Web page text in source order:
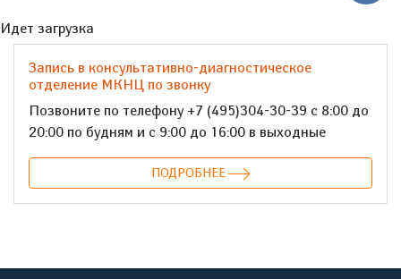
Идет загрузка
Запись в консультативно-диагностическое
отделение МКНЦ по звонку
Позвоните по телефону +7 (495)304-30-39 с 8:00 до
20:00 по будням и с 9:00 до 16:00 в выходные
ПОДРОБНЕЕ